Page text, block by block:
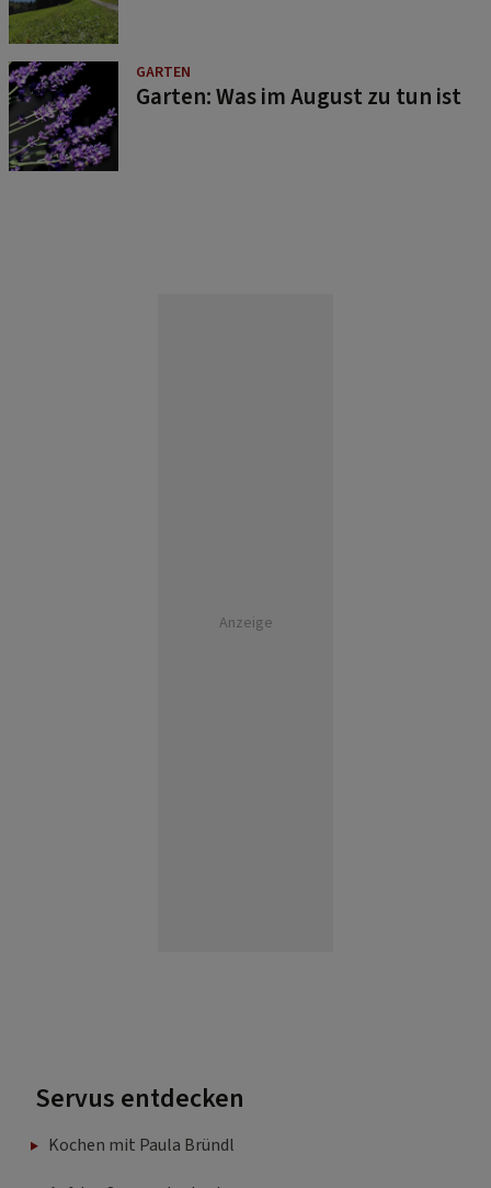
GARTEN
Garten: Was im August zu tun ist
Anzeige
Servus entdecken
Kochen mit Paula Bründl